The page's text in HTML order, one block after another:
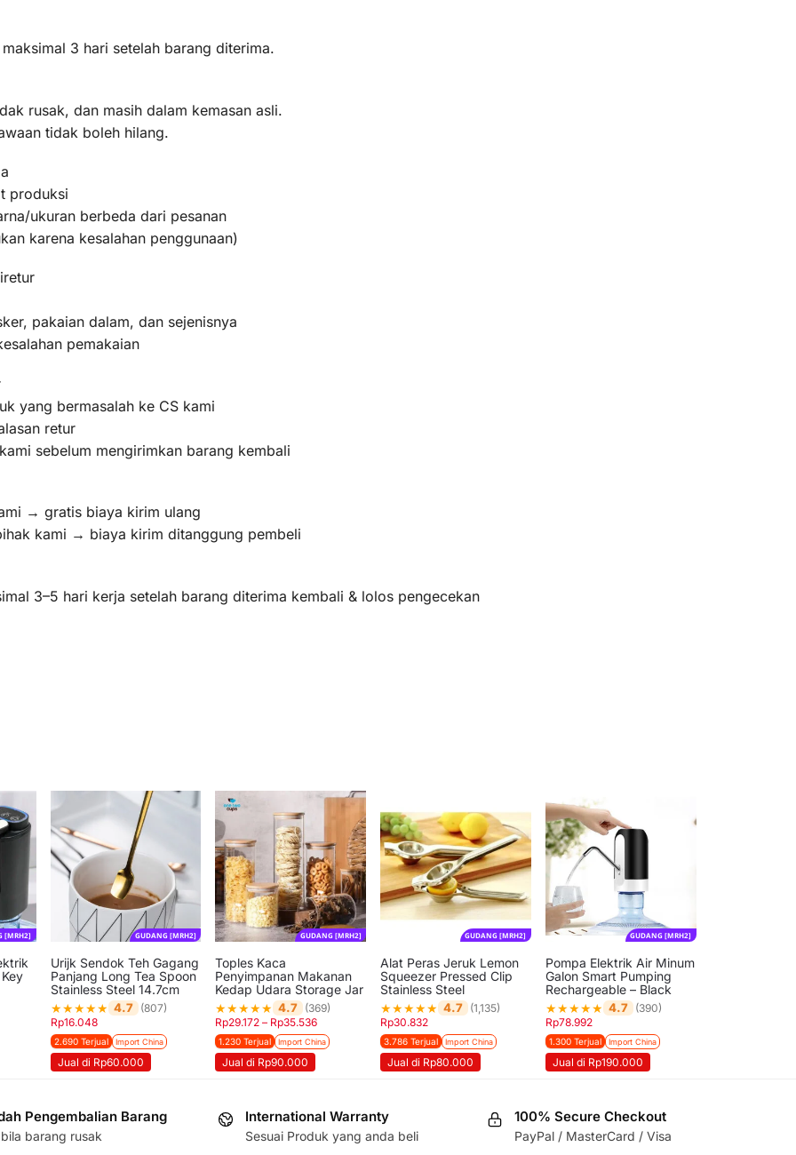
3 hari setelah barang diterima.
rusak, dan masih dalam kemasan asli.
tidak boleh hilang.
produksi
ukuran berbeda dari pesanan
karena kesalahan penggunaan)
pakaian dalam, dan sejenisnya
pemakaian
yang bermasalah ke CS kami
retur
sebelum mengirimkan barang kembali
→ gratis biaya kirim ulang
kami → biaya kirim ditanggung pembeli
3–5 hari kerja setelah barang diterima kembali & lolos pengecekan
[MRH2] GUDANG [MRH2]
Urijk Sendok Teh Gagang
Panjang Long Tea Spoon
Stainless Steel 14.7cm
★★★★★ 4.7
(807)
Rp16.048
2.690 Terjual Import China
Jual di Rp60.000
GUDANG [MRH2]
Toples Kaca
Penyimpanan Makanan
Kedap Udara Storage Jar
★★★★★ 4.7 (369)
Rp29.172 – Rp35.536
1.230 Terjual Import China
Jual di Rp90.000
GUDANG [MRH2]
Alat Peras Jeruk Lemon
Squeezer Pressed Clip
Stainless Steel
★★★★★ 4.7 (1,135)
Rp30.832
3.786 Terjual Import China
Jual di Rp80.000
GUDANG [MRH2]
Pompa Elektrik Air Minum
Galon Smart Pumping
Rechargeable – Black
★★★★★ 4.7
(390)
Rp78.992
1.300 Terjual Import China
Jual di Rp190.000
Pengembalian Barang
barang rusak
International Warranty
Sesuai Produk yang anda beli
100% Secure Checkout
PayPal / MasterCard / Visa